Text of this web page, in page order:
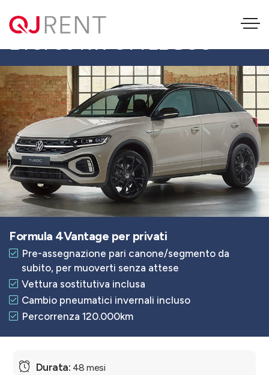
VOLKSWAGEN T-ROC 1.5
ETSI 85 KW STYLE DSG
Formula 4Vantage per privati
Pre-assegnazione pari canone/segmento da
subito, per muoverti senza attese
Vettura sostitutiva inclusa
Cambio pneumatici invernali incluso
Percorrenza 120.000km
48 mesi